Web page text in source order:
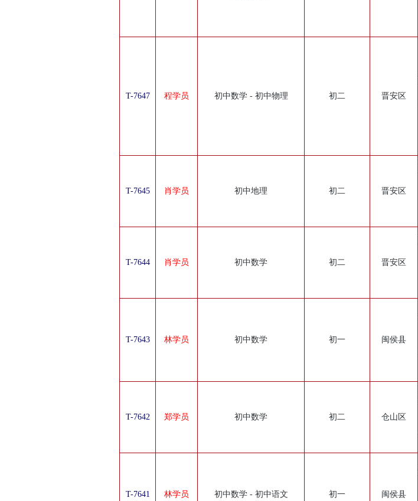
T-7647 程学员 初中数学 - 初中物理 初二 晋安区
T-7645 肖学员 初中地理 初二 晋安区
T-7644 肖学员 初中数学 初二 晋安区
T-7643 林学员 初中数学 初一 闽侯县
T-7642 郑学员 初中数学 初二 仓山区
T-7641 林学员 初中数学 - 初中语文 初一 闽侯县